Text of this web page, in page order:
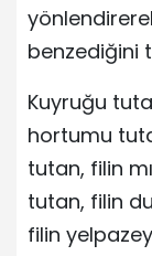
benzediğini
Kuyruğu
hortumu
tutan, filin
tutan, filin
filin